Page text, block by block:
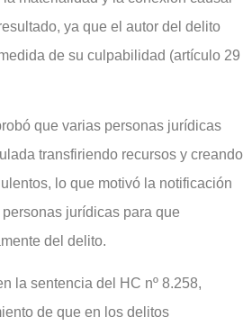
ya que el autor del delito
de su culpabilidad (artículo 29
que varias personas jurídicas
transfiriendo recursos y creando
lo que motivó la notificación
jurídicas para que
del delito.
la sentencia del HC nº 8.258,
de que en los delitos